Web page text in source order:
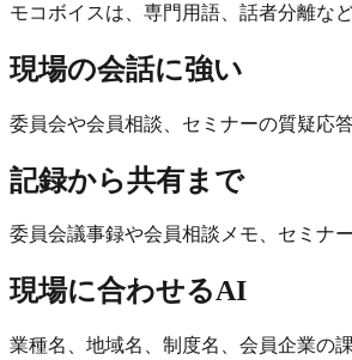
モコボイスは、専門用語、話者分離な
現場の会話に強い
委員会や会員相談、セミナーの質疑応
記録から共有まで
委員会議事録や会員相談メモ、セミナ
現場に合わせるAI
業種名、地域名、制度名、会員企業の